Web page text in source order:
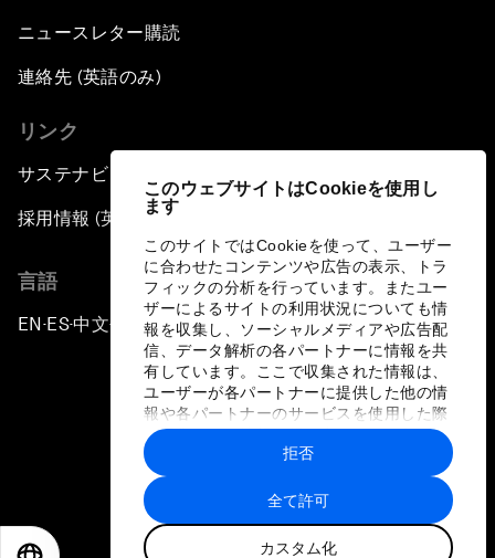
このウェブサイトはCookieを使用し
ます
このサイトではCookieを使って、ユーザー
に合わせたコンテンツや広告の表示、トラ
フィックの分析を行っています。またユー
ザーによるサイトの利用状況についても情
報を収集し、ソーシャルメディアや広告配
信、データ解析の各パートナーに情報を共
有しています。ここで収集された情報は、
ユーザーが各パートナーに提供した他の情
報や各パートナーのサービスを使用した際
に収集された情報と組み合わされ、各パー
トナーによって使用されることがありま
す。
全て許可
カスタム化
拒否
ニュースレター購読
連絡先 (英語のみ)
リンク
サステナビリティへの取り組み
採用情報 (英語のみ)
言語
EN ▪ES▪中文▪ 日本語
プライバシーポリシーと利用規約
サイトマップ